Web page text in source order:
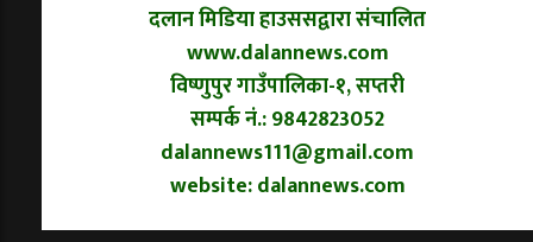
दलान मिडिया हाउससद्वारा संचालित
www.dalannews.com
विष्णुपुर गाउँपालिका-१, सप्तरी
सम्पर्क नं.: 9842823052
dalannews111@gmail.com
website: dalannews.com